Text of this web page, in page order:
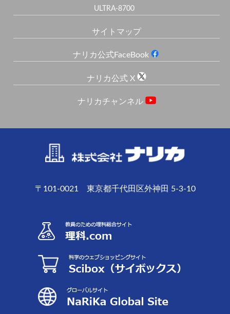
ULTRA-8700
サイトマップ
ナリカ公式FaceBook
ナリカ公式 X
ナリカチャンネル
〒101-0021 東京都千代田区外神田 5-3-10